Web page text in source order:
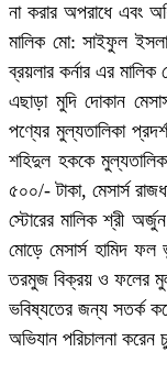
না করার অপরাধে এবং
মালিক মো: সাইফুল
ব্রয়লার কর্নার এর
এছাড়া মুদি দোকান
পণ্যের মুল্যতালিকা
শহিদুল হককে
৫০০/- টাকা, মেসার্স
স্টোরের মালিক শ্রী
মোড়ে মেসার্স হামিদ
তরমুজ বিক্রয় ও ফলের
ভবিষ্যতের জন্য সতর্ক
অভিযান পরিচালনা করেন